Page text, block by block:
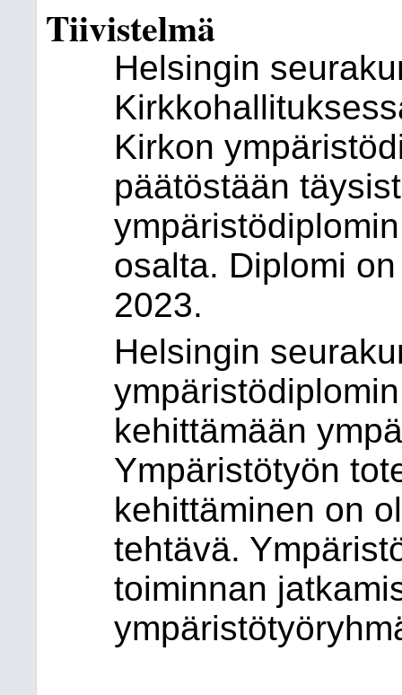
Tiivistelmä
Helsingin
Kirkon
päätöstään
osalta. Diplomi
2023.
Helsingin
kehittämään
Ympäristötyön
kehittäminen on
tehtävä.
toiminnan